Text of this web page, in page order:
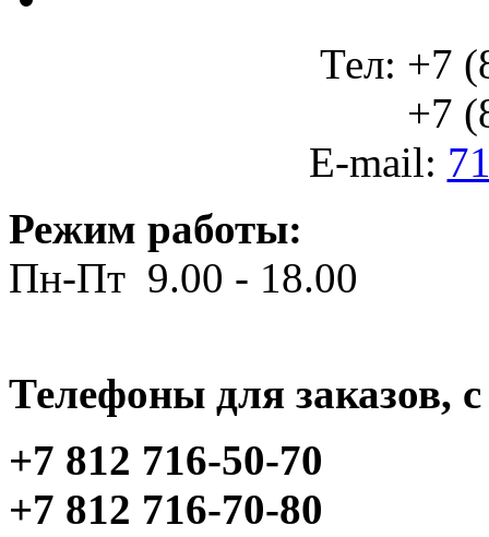
Тел: +7
+7
E-mail:
Режим работы:
Пн-Пт 9.00 - 18.00
Телефоны для заказов,
+7 812 716-50-70
+7 812 716-70-80